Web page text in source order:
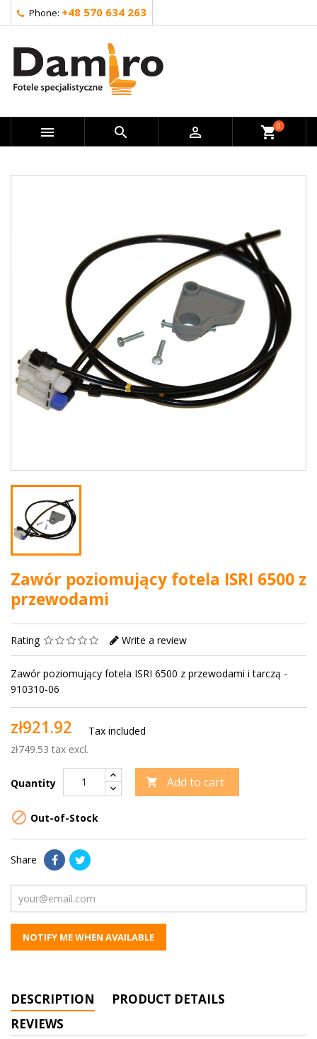
Phone: +48 570 634 263
   shopping_cart0
Zawór poziomujący fotela ISRI 6500 z
przewodami
Rating Write a review
Zawór poziomujący fotela ISRI 6500 z przewodami i tarczą -
910310-06
zł921.92
zł749.53 tax excl.
Tax included
Quantity  Add to cart
 Out-of-Stock
Share
NOTIFY ME WHEN AVAILABLE
DESCRIPTION
PRODUCT DETAILS
REVIEWS